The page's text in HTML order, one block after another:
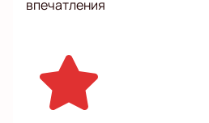
поклонники Сергея Орлова
атмосфера помогут вам
груз забот, ну и конечно
новым углом, через призму
юмора. Настройтесь на
впечатления